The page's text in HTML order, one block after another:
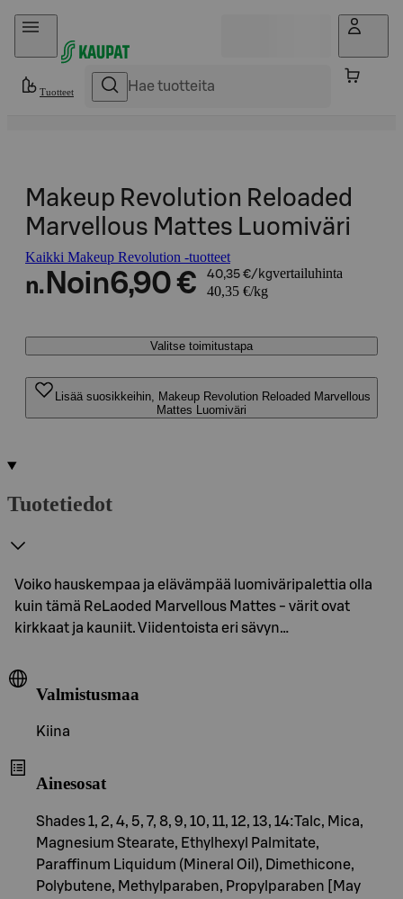
Hyppää sisältöön
Tuotteet
Makeup Revolution Reloaded
Marvellous Mattes Luomiväri
Kaikki Makeup Revolution -tuotteet
n. Noin6,90 € 40,35 €/kgvertailuhinta
40,35 €/kg
Valitse toimitustapa
Lisää suosikkeihin, Makeup Revolution Reloaded Marvellous
Mattes Luomiväri
Tuotetiedot
Voiko hauskempaa ja elävämpää luomiväripalettia olla
kuin tämä ReLaoded Marvellous Mattes - värit ovat
kirkkaat ja kauniit. Viidentoista eri sävyn…
Valmistusmaa
Kiina
Ainesosat
Shades 1, 2, 4, 5, 7, 8, 9, 10, 11, 12, 13, 14:Talc, Mica,
Magnesium Stearate, Ethylhexyl Palmitate,
Paraffinum Liquidum (Mineral Oil), Dimethicone,
Polybutene, Methylparaben, Propylparaben [May